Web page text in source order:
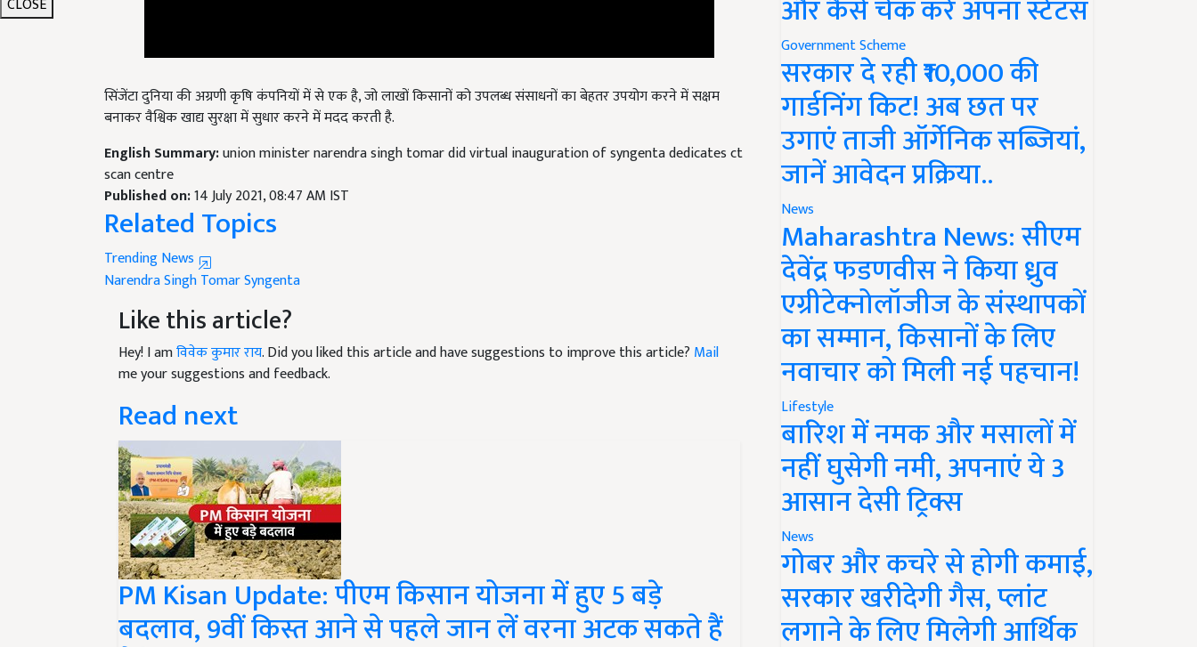
बनाकर वैश्विक खाद्य सुरक्षा में सुधार करने में मदद करती है.
English Summary:
union minister narendra singh tomar did virtual inauguration of syngenta dedicates ct
scan centre
Published on:
Related Topics
Trending News
Narendra Singh Tomar
Like this article?
Hey! I amविवेक कुमार राय. Did you liked this article and have suggestions to improve this article?
me your suggestions and feedback.
Read next
PM Kisan Update: पीएम किसान योजना में हुए 5 बड़े
बदलाव, 9वीं किस्त आने से पहले जान लें वरना अटक सकते हैं
और कैसे चेक करें अपना स्टेटस
Government Scheme
सरकार दे रही ₹10,000 की
गार्डनिंग किट! अब छत पर
उगाएं ताजी ऑर्गेनिक सब्जियां,
जानें आवेदन प्रक्रिया..
News
Maharashtra News: सीएम
देवेंद्र फडणवीस ने किया ध्रुव
एग्रीटेक्नोलॉजीज के संस्थापकों
का सम्मान, किसानों के लिए
नवाचार को मिली नई पहचान!
Lifestyle
बारिश में नमक और मसालों में
नहीं घुसेगी नमी, अपनाएं ये 3
आसान देसी ट्रिक्स
News
गोबर और कचरे से होगी कमाई,
सरकार खरीदेगी गैस, प्लांट
लगाने के लिए मिलेगी आर्थिक